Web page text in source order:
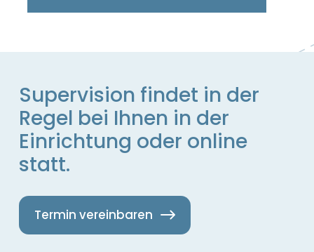
Supervision findet in der
Regel bei Ihnen in der
Einrichtung oder online
statt.
Termin vereinbaren